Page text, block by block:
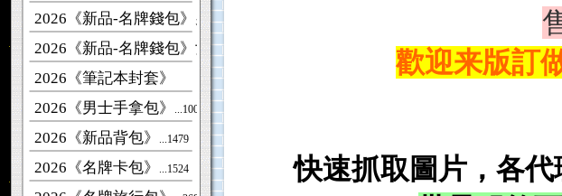
2026《新品-名牌錢包》男款
2026《新品-名牌錢包》女款
2026《筆記本封套》
2026《男士手拿包》
...1008
2026《新品背包》 ...1479
2026《名牌卡包》 ...1524
歡迎来版訂
快速抓取圖片，各